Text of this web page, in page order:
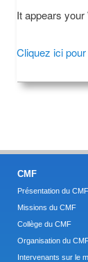
It appears
Cliquez ici
CMF
Présentation du CMF
Missions du CMF
Collège du CMF
Organisation du
Intervenants sur le